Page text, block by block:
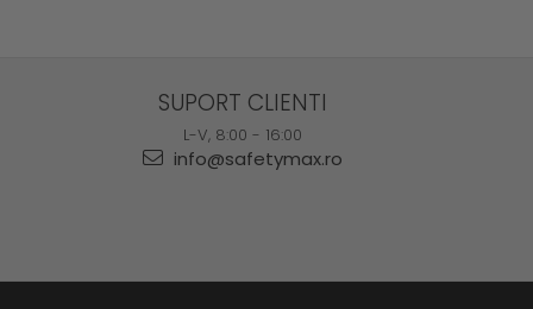
SUPORT CLIENTI
L-V, 8:00 - 16:00
info@safetymax.ro